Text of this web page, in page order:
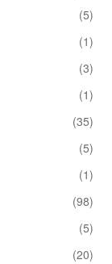
(5)
(1)
(3)
(1)
(35)
(5)
(1)
(98)
(5)
(20)